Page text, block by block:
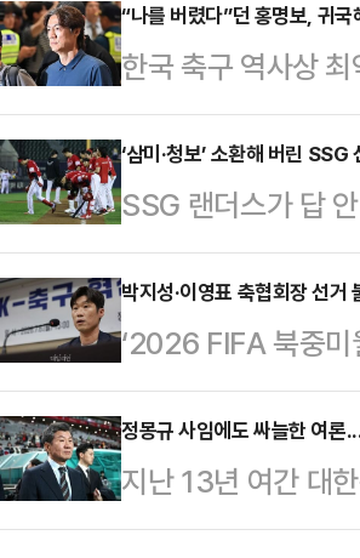
스터 등록을 위한
틱’의 미네소타 담
"미네소타 구단이
투수 코디 로어리슨
소타는 최근 현금
입했다"며 "구단은…
“나를 버렸다”던 홍명보, 귀
한국 축구 역사상
미 월드컵의 후폭풍
회장은 예고대로
하며 행정적 쇄신의
정작 이번 '월드컵
감독의 책임 있는
없는 협회 예산에서
사령탑이…
‘삼미·청보’ 소환해 버린
SSG 랜더스가 답
시즌 3위에 오르며
맞이했다. 일단 외
에 차질이 생겼다.
하며 공백을 메우려
급하게 앤서니 베니
프로야구 통산 66
발진을 강화했다. …
박지성·이영표 축협회장 선
‘2026 FIFA 북중미
구혁신위원회(이하
호 등 선수 출신 참
지 않기로 했다.최
장이 전격 사퇴한
정몽규 사임에도 싸늘한 여론
지난 13년 여간 대
하고 회장직에서 물